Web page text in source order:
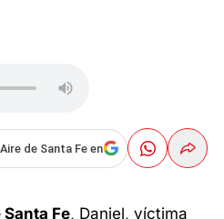
de Santa Fe en
Fe, Daniel, víctima